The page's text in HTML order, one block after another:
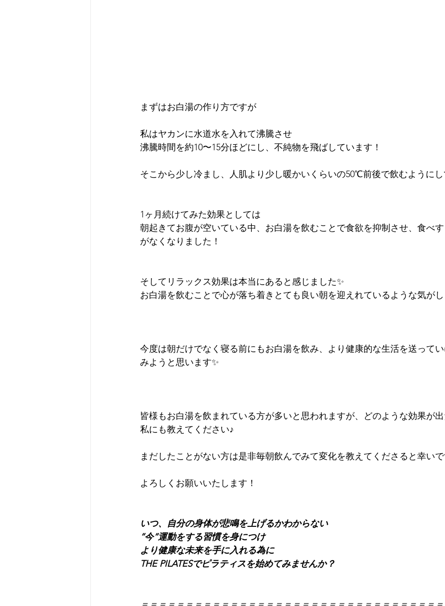
まずはお白湯の作り方ですが
私はヤカンに水道水を入れて沸騰させ
沸騰時間を約10〜15分ほどにし、不純物を飛ばしています！
そこから少し冷まし、人肌より少し暖かいくらいの50℃前後で飲むようにし
1ヶ月続けてみた効果としては
朝起きてお腹が空いている中、お白湯を飲むことで食欲を抑制させ、食べ
がなくなりました！
そしてリラックス効果は本当にあると感じました✨
お白湯を飲むことで心が落ち着きとても良い朝を迎えれているような気が
今度は朝だけでなく寝る前にもお白湯を飲み、より健康的な生活を送って
みようと思います✨
皆様もお白湯を飲まれている方が多いと思われますが、どのような効果が
私にも教えてください♪
まだしたことがない方は是非毎朝飲んでみて変化を教えてくださると幸い
よろしくお願いいたします！
いつ、自分の身体が悲鳴を上げるかわからない
”今”運動をする習慣を身につけ
より健康な未来を手に入れる為に
THE PILATESでピラティスを始めてみませんか？